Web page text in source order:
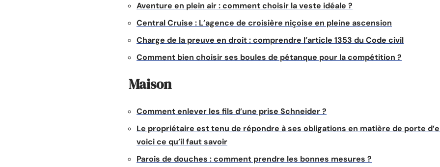
Aventure en plein air : comment choisir la veste idéale ?
Central Cruise : L’agence de croisière niçoise en pleine ascension
Charge de la preuve en droit : comprendre l’article 1353 du Code civil
Comment bien choisir ses boules de pétanque pour la compétition ?
Maison
Comment enlever les fils d’une prise Schneider ?
Le propriétaire est tenu de répondre à ses obligations en matière de porte
voici ce qu’il faut savoir
Parois de douches : comment prendre les bonnes mesures ?